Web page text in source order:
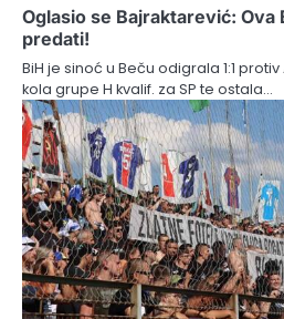
Oglasio se Bajraktarević: Ova
predati!
BiH je sinoć u Beču odigrala 1:1
kola grupe H kvalif. za SP te ostala…